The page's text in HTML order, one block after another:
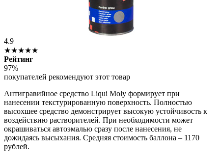
4.9
★★★★★
Рейтинг
97%
покупателей рекомендуют этот товар
Антигравийное средство Liqui Moly формирует при
нанесении текстурированную поверхность. Полностью
высохшее средство демонстрирует высокую устойчивость к
воздействию растворителей. При необходимости может
окрашиваться автоэмалью сразу после нанесения, не
дожидаясь высыхания. Средняя стоимость баллона – 1170
рублей.